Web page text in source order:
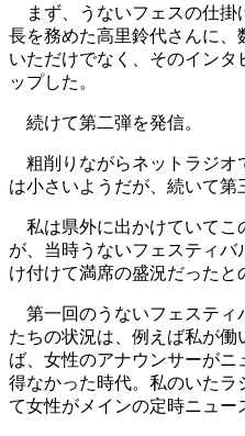
まず、うないフェスの仕掛
長を務めた高里鈴代さんに、
いただけでなく、そのイン
ップした。
続けて第二弾を発信。
粗削りながらネットラジオ
は小さいようだが、続いて第
私は県外に出かけていてこ
が、当時うないフェスティ
け付けて満席の盛況だったと
第一回のうないフェスティ
たちの状況は、例えば私が働
ば、女性のアナウンサーがニ
得なかった時代。私のいた
て女性がメインの定時ニュー